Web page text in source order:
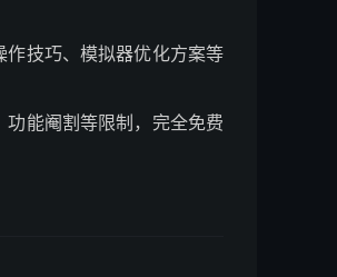
技巧、模拟器优化方案等
能阉割等限制，完全免费